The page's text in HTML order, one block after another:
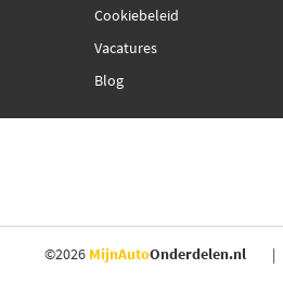
Cookiebeleid
Vacatures
Blog
©2026 MijnAutoOnderdelen.nl